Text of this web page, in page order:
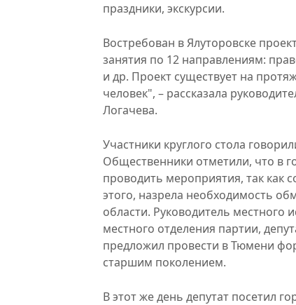
праздники, экскурсии.
Востребован в Ялуторовске
занятия по 12 направлениям:
и др. Проект существует на
человек", – рассказала
Логачева.
Участники круглого стола
Общественники отметили, что в
проводить мероприятия, так как
этого, назрела необходимость
области. Руководитель местного
местного отделения партии,
предложил провести в Тюмени
старшим поколением.
В этот же день депутат посетил